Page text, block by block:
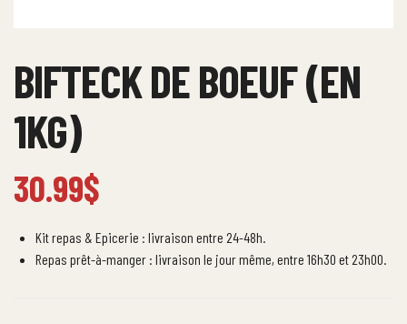
BIFTECK DE BOEUF (EN
1KG)
30.99$
Kit repas & Epicerie : livraison entre 24-48h.
Repas prêt-à-manger : livraison le jour même, entre 16h30 et 23h00.